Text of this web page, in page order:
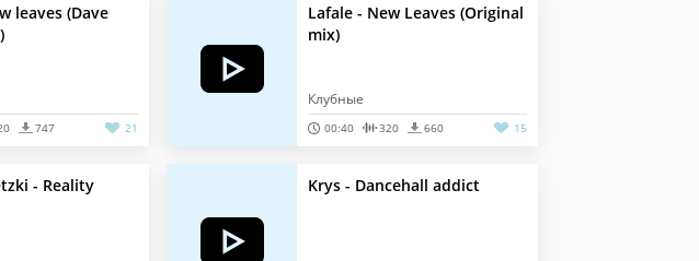
leaves (Dave
747 21
Lafale - New Leaves (Original
mix)
Клубные
00:40 320 660 15
- Reality Krys - Dancehall addict